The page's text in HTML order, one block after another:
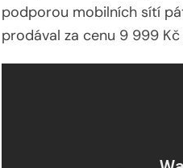
podporou mobilních sítí
prodával za cenu 9 999 Kč